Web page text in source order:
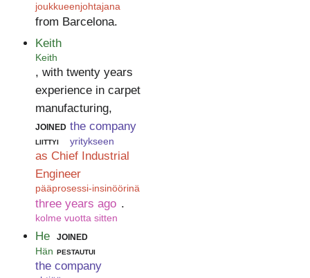
joukkueenjohtajana
from Barcelona.
Keith
Keith
, with twenty years
experience in carpet
manufacturing,
joined
liittyi
the company
yritykseen
as Chief Industrial
Engineer
pääprosessi-insinöörinä
three years ago
kolme vuotta sitten
.
He
Hän
joined
pestautui
the company